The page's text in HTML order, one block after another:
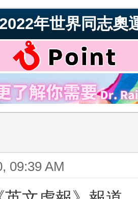
2022年世界同志奧
09:39 AM